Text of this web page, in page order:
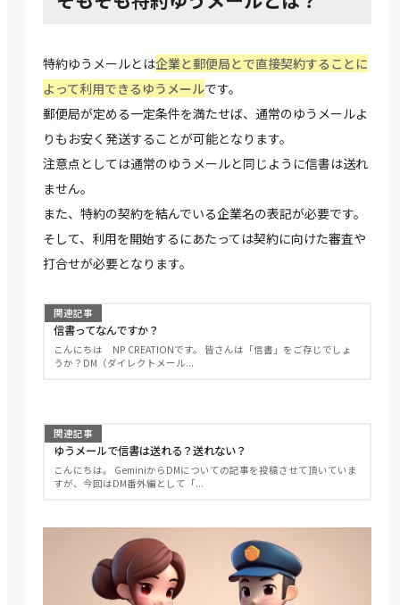
特約ゆうメールとは企業と郵便局とで直接契約することに
よって利用できるゆうメールです。
郵便局が定める一定条件を満たせば、通常のゆうメールよ
りもお安く発送することが可能となります。
注意点としては通常のゆうメールと同じように信書は送れ
ません。
また、特約の契約を結んでいる企業名の表記が必要です。
そして、利用を開始するにあたっては契約に向けた審査や
打合せが必要となります。
関連記事
信書ってなんですか？
こんにちは NP CREATIONです。 皆さんは「信書」をご存じでしょ
うか？DM（ダイレクトメール...
関連記事
ゆうメールで信書は送れる？送れない？
こんにちは。 GeminiからDMについての記事を投稿させて頂いていま
すが、今回はDM番外編として「...